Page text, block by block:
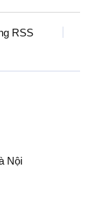
RSS
Nội